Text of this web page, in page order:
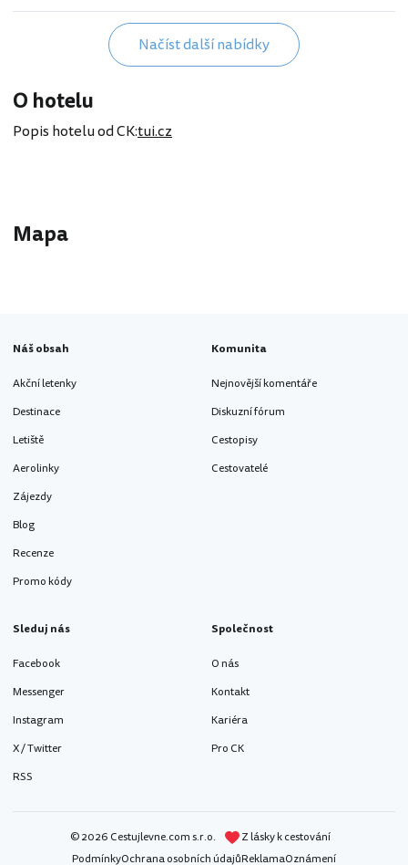
Načíst další nabídky
O hotelu
Popis hotelu od CK:tui.cz
Mapa
Náš obsah
Akční letenky
Destinace
Letiště
Aerolinky
Zájezdy
Blog
Recenze
Promo kódy
Komunita
Nejnovější komentáře
Diskuzní fórum
Cestopisy
Cestovatelé
Sleduj nás
Facebook
Messenger
Instagram
X / Twitter
RSS
Společnost
O nás
Kontakt
Kariéra
Pro CK
© 2026 Cestujlevne.com s.r.o.
Z lásky k cestování
PodmínkyOchrana osobních údajůReklamaOznámení